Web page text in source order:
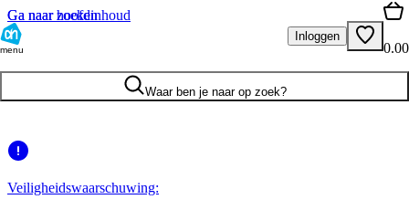
Ga naar hoofdinhoud
Ga naar zoeken
menu
Inloggen
0.00
Waar ben je naar op zoek?
Veiligheidswaarschuwing: